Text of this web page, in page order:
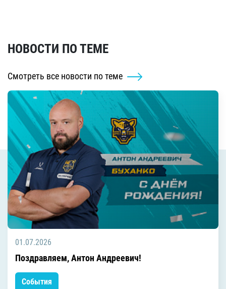
НОВОСТИ ПО ТЕМЕ
Смотреть все новости по теме
01.07.2026
Поздравляем, Антон Андреевич!
События